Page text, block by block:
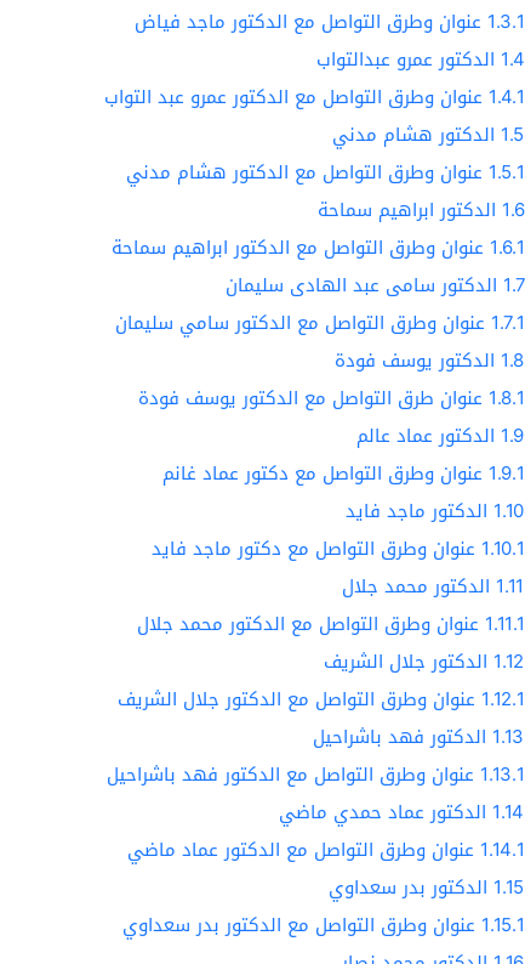
1.3.1 عنوان وطرق التواصل مع الدكتور ماجد فياض
1.4 الدكتور عمرو عبدالتواب
1.4.1 عنوان وطرق التواصل مع الدكتور عمرو عبد التواب
1.5 الدكتور هشام مدني
1.5.1 عنوان وطرق التواصل مع الدكتور هشام مدني
1.6 الدكتور ابراهيم سماحة
1.6.1 عنوان وطرق التواصل مع الدكتور ابراهيم سماحة
1.7 الدكتور سامى عبد الهادى سليمان
1.7.1 عنوان وطرق التواصل مع الدكتور سامي سليمان
1.8 الدكتور يوسف فودة
1.8.1 عنوان طرق التواصل مع الدكتور يوسف فودة
1.9 الدكتور عماد عالم
1.9.1 عنوان وطرق التواصل مع دكتور عماد غانم
1.10 الدكتور ماجد فايد
1.10.1 عنوان وطرق التواصل مع دكتور ماجد فايد
1.11 الدكتور محمد جلال
1.11.1 عنوان وطرق التواصل مع الدكتور محمد جلال
1.12 الدكتور جلال الشريف
1.12.1 عنوان وطرق التواصل مع الدكتور جلال الشريف
1.13 الدكتور فهد باشراحيل
1.13.1 عنوان وطرق التواصل مع الدكتور فهد باشراحيل
1.14 الدكتور عماد حمدي ماضي
1.14.1 عنوان وطرق التواصل مع الدكتور عماد ماضي
1.15 الدكتور بدر سعداوي
1.15.1 عنوان وطرق التواصل مع الدكتور بدر سعداوي